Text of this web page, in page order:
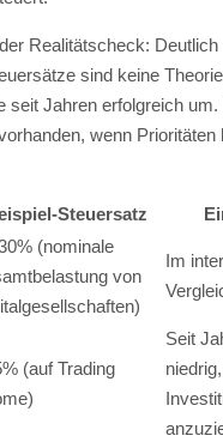
Realitätscheck: Deutlich
sind keine
seit Jahren erfolgreich
wenn Prioritäten
Steuersatz
(nominale
von
Im
(auf Trading
Seit